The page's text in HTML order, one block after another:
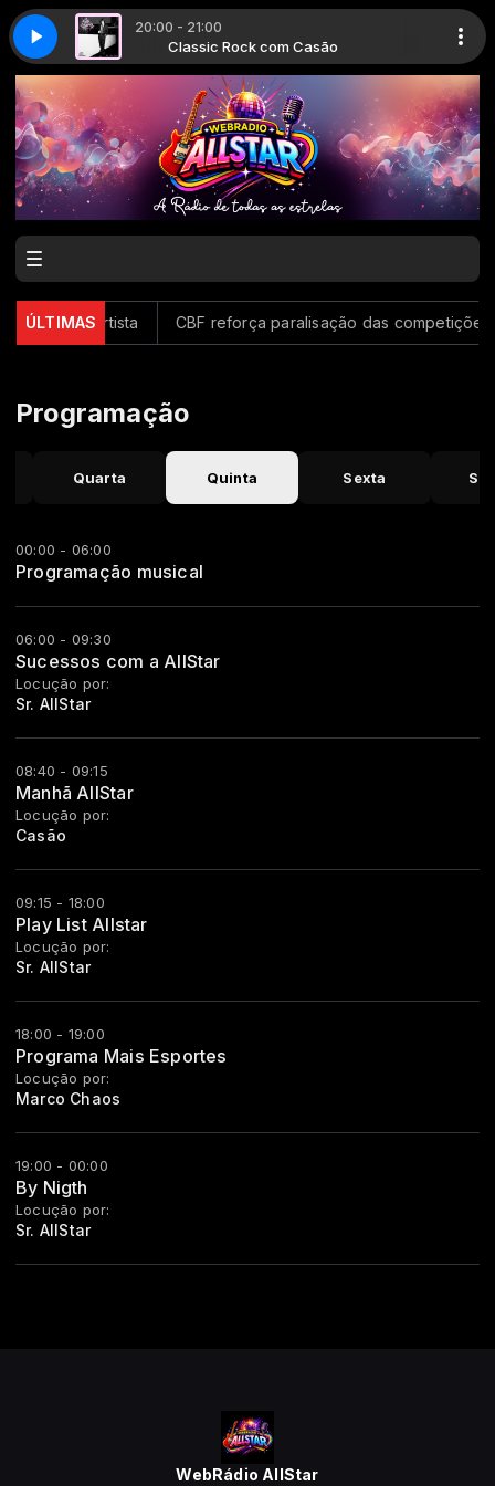
20:00 - 21:00
Classic Rock com Casão
I'm In Love Eddie Money - Think I'm In Love
ÚLTIMAS
do artista CBF reforça paralisação das competições
Programação
Quarta Quinta Sexta
00:00 - 06:00
Programação musical
06:00 - 09:30
Sucessos com a AllStar
Locução por:
Sr. AllStar
08:40 - 09:15
Manhã AllStar
Locução por:
Casão
09:15 - 18:00
Play List Allstar
Locução por:
Sr. AllStar
18:00 - 19:00
Programa Mais Esportes
Locução por:
Marco Chaos
19:00 - 00:00
By Nigth
Locução por:
Sr. AllStar
WebRádio AllStar